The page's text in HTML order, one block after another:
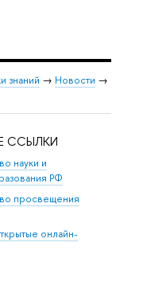
знаний → Новости →
ССЫЛКИ
науки и
РФ
просвещения
онлайн-